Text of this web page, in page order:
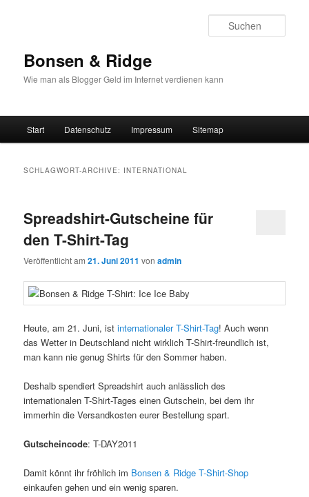
Bonsen & Ridge
Wie man als Blogger Geld im Internet verdienen kann
Zum
Zum
wechseln
Start Datenschutz Impressum Sitemap
SCHLAGWORT-ARCHIVE: INTERNATIONAL
Spreadshirt-Gutscheine für
den T-Shirt-Tag
Veröffentlicht am21. Juni 2011 vonadmin
Heute, am 21. Juni, istinternationaler T-Shirt-Tag! Auch wenn
das Wetter in Deutschland nicht wirklich T-Shirt-freundlich ist,
man kann nie genug Shirts für den Sommer haben.
Deshalb spendiert Spreadshirt auch anlässlich des
internationalen T-Shirt-Tages einen Gutschein, bei dem ihr
immerhin die Versandkosten eurer Bestellung spart.
Gutscheincode: T-DAY2011
Damit könnt ihr fröhlich im Bonsen & Ridge T-Shirt-Shop
einkaufen gehen und ein wenig sparen.